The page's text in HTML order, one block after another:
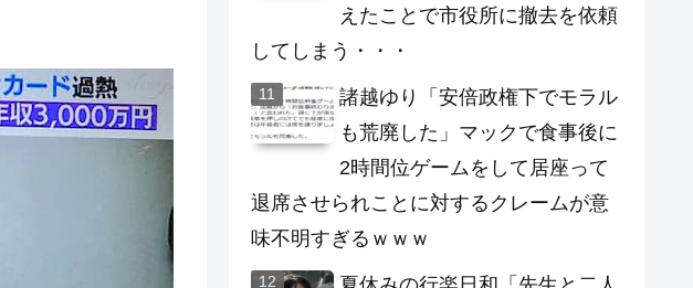
えたことで市役所に撤去を依頼
してしまう・・・
諸越ゆり「安倍政権下でモラル
も荒廃した」マックで食事後に
2時間位ゲームをして居座って
退席させられことに対するクレームが意
味不明すぎるｗｗｗ